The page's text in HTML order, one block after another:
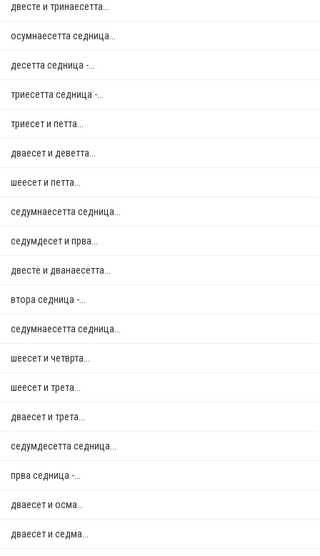
двестe и тринаесетта...
осумнaесетта седница...
десетта седница -...
триесетта седница -...
триесет и петта...
дваесет и деветта...
шеесет и петта...
седумнаесетта седница...
седумдесет и прва...
двестe и дванаесетта...
втора седница -...
седумнаесетта седница...
шеесет и четврта...
шеесет и трета...
дваесет и трета...
седумдесетта седница...
прва седница -...
дваесет и осма...
дваесет и седма...